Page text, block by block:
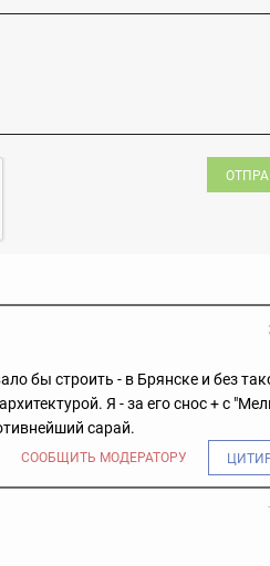
бы строить - в Брянске и без
Я - за его снос + с
сарай.
СООБЩИТЬ МОДЕРАТОРУ